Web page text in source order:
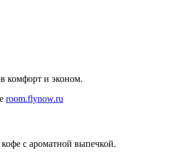
комфорт и эконом.
room.flynow.ru
с ароматной выпечкой.